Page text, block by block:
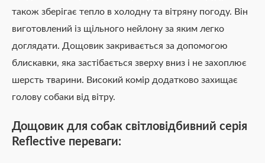
також зберігає тепло в холодну та вітряну погоду. Він
виготовлений із щільного нейлону за яким легко
доглядати. Дощовик закривається за допомогою
блискавки, яка застібається зверху вниз і не захоплює
шерсть тварини. Високий комір додатково захищає
голову собаки від вітру.
Дощовик для собак світловідбивний серія
Reflective переваги: